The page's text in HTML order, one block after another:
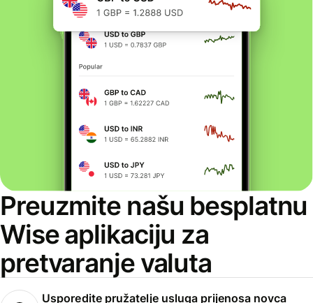
Preuzmite našu besplatnu
Wise aplikaciju za
pretvaranje valuta
Usporedite pružatelje usluga prijenosa novca